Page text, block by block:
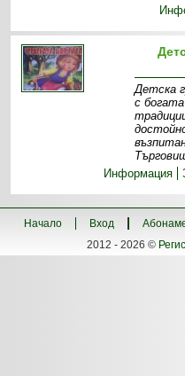
Детска
с
Информация
Начало Вход
2012 - 2026 ©